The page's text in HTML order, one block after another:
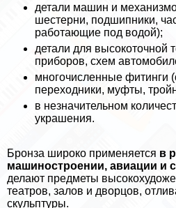
детали машин и
шестерни, подшипники,
работающие под водой);
детали для высокоточной
приборов, схем
многочисленные фитинги
переходники, муфты,
в незначительном
украшения.
Бронза широко применяется в
машиностроении, авиации и
делают предметы
театров, залов и дворцов,
скульптуры.